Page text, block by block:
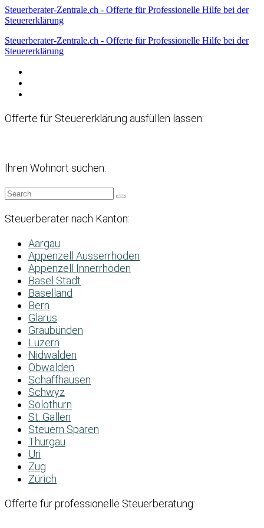
Steuerberater-Zentrale.ch - Offerte für Professionelle Hilfe bei der
Steuererklärung
Steuerberater-Zentrale.ch - Offerte für Professionelle Hilfe bei der
Steuererklärung
Offerte für Steuererklärung ausfüllen lassen:
Ihren Wohnort suchen:
Steuerberater nach Kanton:
Aargau
Appenzell Ausserrhoden
Appenzell Innerrhoden
Basel Stadt
Baselland
Bern
Glarus
Graubünden
Luzern
Nidwalden
Obwalden
Schaffhausen
Schwyz
Solothurn
St. Gallen
Steuern Sparen
Thurgau
Uri
Zug
Zürich
Offerte für professionelle Steuerberatung: